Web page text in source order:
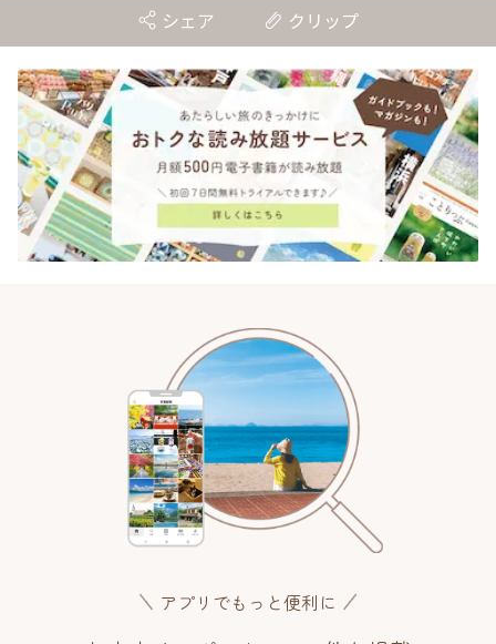
シェア クリップ
アプリでもっと便利に